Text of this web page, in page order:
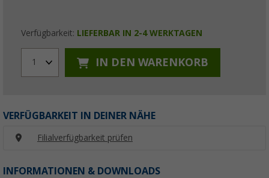
Verfügbarkeit: LIEFERBAR IN 2-4 WERKTAGEN
1 IN DEN WARENKORB
VERFÜGBARKEIT IN DEINER NÄHE
Filialverfügbarkeit prüfen
INFORMATIONEN & DOWNLOADS